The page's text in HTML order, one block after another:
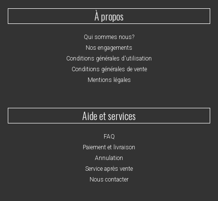
À propos
Qui sommes nous?
Nos engagements
Conditions générales d'utilisation
Conditions générales de vente
Mentions légales
Aide et services
FAQ
Paiement et livraison
Annulation
Service après vente
Nous contacter